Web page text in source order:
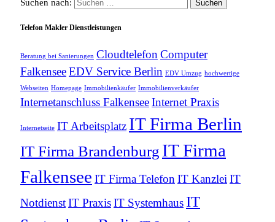
Suchen nach:
Telefon Makler Dienstleistungen
Beratung bei Sanierungen Cloudtelefon Computer
FalkenseeEDV Service Berlin EDV Umzug hochwertige
Webseiten Homepage Immobilienkäufer Immobilienverkäufer
Internetanschluss FalkenseeInternet Praxis
Internetseite IT Arbeitsplatz IT Firma Berlin
IT Firma Brandenburg IT Firma
Falkensee IT Firma Telefon IT Kanzlei IT
NotdienstIT PraxisIT Systemhaus IT